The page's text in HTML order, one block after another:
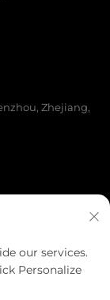
Zhejiang,
Všechna práva
údajů
our services.
Personalize